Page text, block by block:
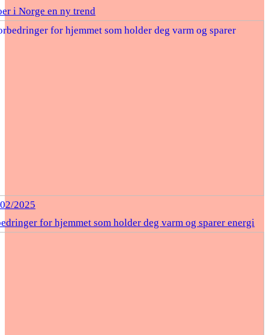
i Norge en ny trend
2025
for hjemmet som holder deg varm og sparer energi